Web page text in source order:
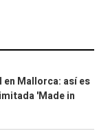
en Mallorca: así es
'Made in